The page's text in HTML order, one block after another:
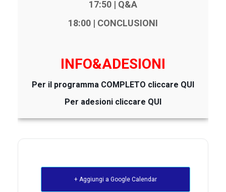
17:50 | Q&A
18:00 | CONCLUSIONI
INFO&ADESIONI
Per il programma COMPLETO cliccare QUI
Per adesioni cliccare QUI
+ Aggiungi a Google Calendar